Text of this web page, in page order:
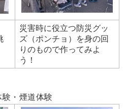
災害時に役立つ防災グッ
ズ（ポンチョ）を身の回
りのもので作ってみよ
う！
・煙道体験